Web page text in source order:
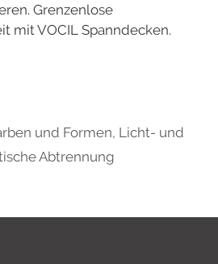
Grenzenlose
mit VOCIL Spanndecken.
und Formen, Licht- und
Abtrennung